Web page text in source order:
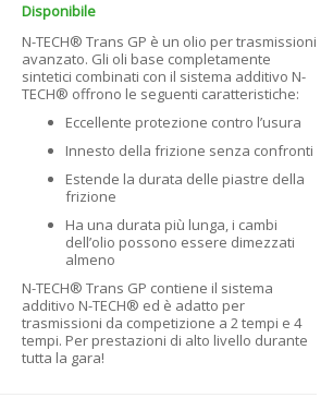
Disponibile
N-TECH® Trans GP è un olio per trasmissioni
avanzato. Gli oli base completamente
sintetici combinati con il sistema additivo N-
TECH® offrono le seguenti caratteristiche:
Eccellente protezione contro l’usura
Innesto della frizione senza confronti
Estende la durata delle piastre della
frizione
Ha una durata più lunga, i cambi
dell’olio possono essere dimezzati
almeno
N-TECH® Trans GP contiene il sistema
additivo N-TECH® ed è adatto per
trasmissioni da competizione a 2 tempi e 4
tempi. Per prestazioni di alto livello durante
tutta la gara!